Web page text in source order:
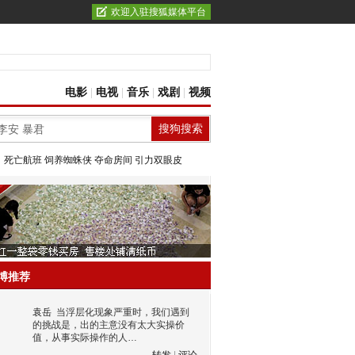
欢迎入驻搜狐媒体平台
电影 电视| 音乐 戏剧 视频
死亡航班 饲养蜘蛛侠 夺命房间 引力双眼皮
推荐
袁岳 当浮层化现象严重时，我们遇到
的挑战是，出的主意没有太大实操价
值，从事实际操作的人…